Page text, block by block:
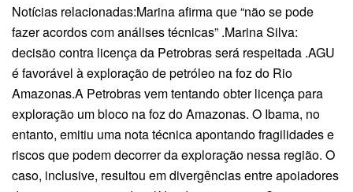
Notícias relacionadas:Marina afirma que “não se pode
fazer acordos com análises técnicas” .Marina Silva:
decisão contra licença da Petrobras será respeitada .AGU
é favorável à exploração de petróleo na foz do Rio
Amazonas.A Petrobras vem tentando obter licença para
exploração um bloco na foz do Amazonas. O Ibama, no
entanto, emitiu uma nota técnica apontando fragilidades e
riscos que podem decorrer da exploração nessa região. O
caso, inclusive, resultou em divergências entre apoiadores